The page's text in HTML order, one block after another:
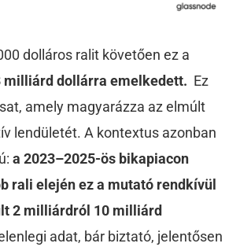
dolláros ralit követően ez a
milliárd dollárra emelkedett. Ez
amely magyarázza az elmúlt
lendületét. A kontextus azonban
a 2023–2025-ös bikapiacon
rali elején ez a mutató rendkívül
2 milliárdról 10 milliárd
adat, bár biztató, jelentősen